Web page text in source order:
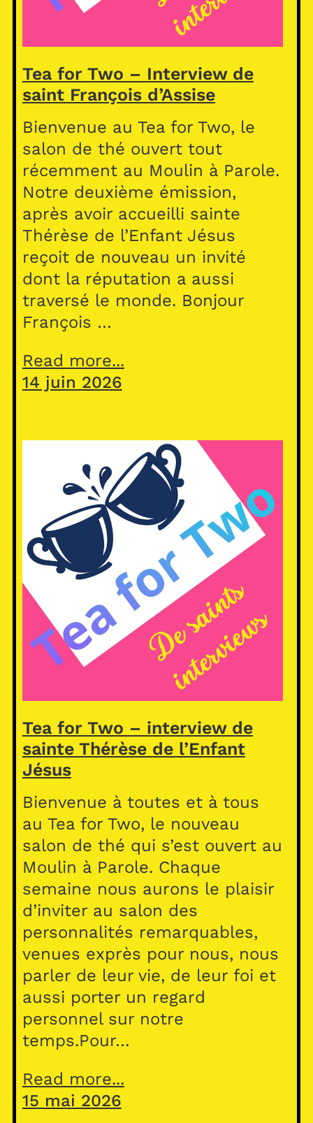
Tea for Two – Interview de
saint François d’Assise
Bienvenue au Tea for Two, le
salon de thé ouvert tout
récemment au Moulin à Parole.
Notre deuxième émission,
après avoir accueilli sainte
Thérèse de l’Enfant Jésus
reçoit de nouveau un invité
dont la réputation a aussi
traversé le monde. Bonjour
François …
Read more...
14 juin 2026
Tea for Two – interview de
sainte Thérèse de l’Enfant
Jésus
Bienvenue à toutes et à tous
au Tea for Two, le nouveau
salon de thé qui s’est ouvert au
Moulin à Parole. Chaque
semaine nous aurons le plaisir
d’inviter au salon des
personnalités remarquables,
venues exprès pour nous, nous
parler de leur vie, de leur foi et
aussi porter un regard
personnel sur notre
temps.Pour…
Read more...
15 mai 2026